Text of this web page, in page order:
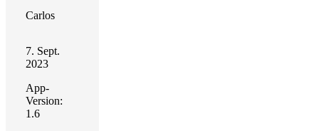
Carlos
7. Sept.
2023
App-
Version:
1.6